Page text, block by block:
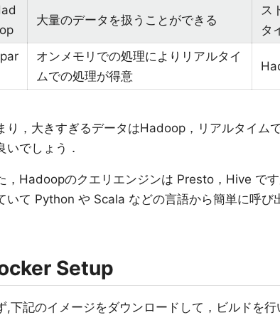
大量のデータを扱うことができる
ス
タ
オンメモリでの処理によりリアルタイ
ムでの処理が得意
り，大きすぎるデータはHadoop，リアルタイム
いでしょう．
，Hadoopのクエリエンジンは Presto，Hive で
いて Python や Scala などの言語から簡単に呼び
Setup
,下記のイメージをダウンロードして，ビルドを行